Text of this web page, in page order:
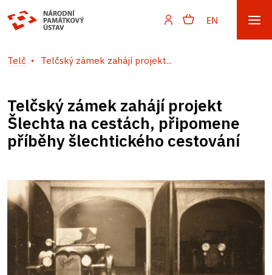
EN
Telč Telčský zámek zahájí projekt...
Telčský zámek zahájí projekt
Šlechta na cestách, připomene
příběhy šlechtického cestování